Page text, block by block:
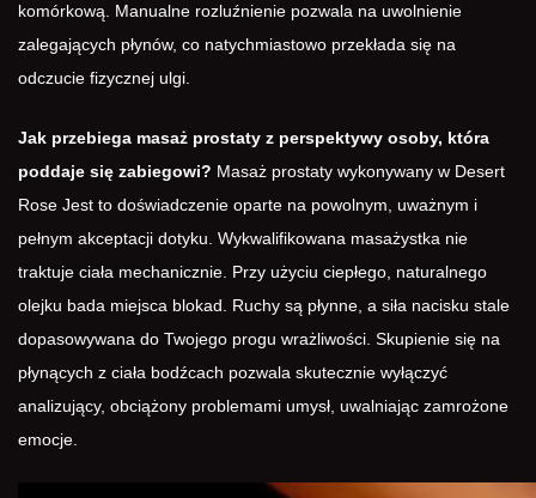
komórkową. Manualne rozluźnienie pozwala na uwolnienie
zalegających płynów, co natychmiastowo przekłada się na
odczucie fizycznej ulgi.
Jak przebiega masaż prostaty z perspektywy osoby, która
poddaje się zabiegowi? Masaż prostaty wykonywany w Desert
Rose Jest to doświadczenie oparte na powolnym, uważnym i
pełnym akceptacji dotyku. Wykwalifikowana masażystka nie
traktuje ciała mechanicznie. Przy użyciu ciepłego, naturalnego
olejku bada miejsca blokad. Ruchy są płynne, a siła nacisku stale
dopasowywana do Twojego progu wrażliwości. Skupienie się na
płynących z ciała bodźcach pozwala skutecznie wyłączyć
analizujący, obciążony problemami umysł, uwalniając zamrożone
emocje.